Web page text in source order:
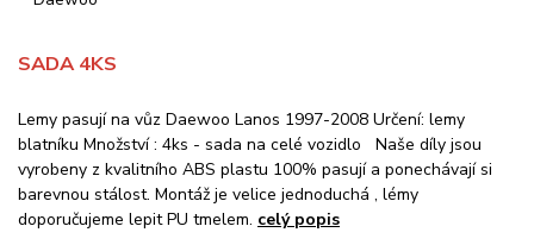
SADA 4KS
Lemy pasují na vůz Daewoo Lanos 1997-2008 Určení: lemy
blatníku Množství : 4ks - sada na celé vozidlo Naše díly jsou
vyrobeny z kvalitního ABS plastu 100% pasují a ponechávají si
barevnou stálost. Montáž je velice jednoduchá , lémy
doporučujeme lepit PU tmelem. celý popis